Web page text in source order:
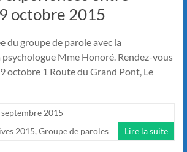
octobre 2015
du groupe de parole avec la
Mme Honoré. Rendez-vous
octobre 1 Route du Grand Pont, Le
septembre 2015
2015, Groupe de paroles Lire la suite